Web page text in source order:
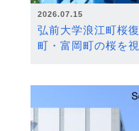
2026.07.15
弘前大学浪江町桜
町・富岡町の桜を